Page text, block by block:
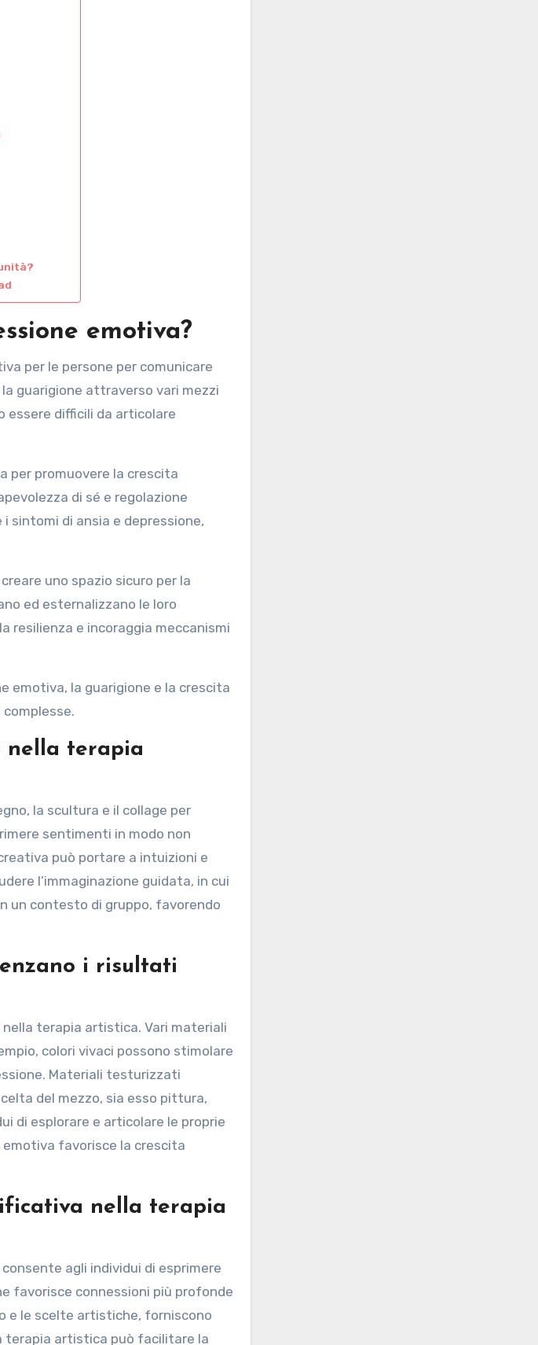
emotiva?
per le persone per comunicare
guarigione attraverso vari mezzi
essere difficili da articolare
per promuovere la crescita
di sé e regolazione
sintomi di ansia e depressione,
uno spazio sicuro per la
ed esternalizzano le loro
resilienza e incoraggia meccanismi
emotiva, la guarigione e la crescita
nella terapia
la scultura e il collage per
sentimenti in modo non
può portare a intuizioni e
l’immaginazione guidata, in cui
un contesto di gruppo, favorendo
i risultati
terapia artistica. Vari materiali
colori vivaci possono stimolare
Materiali testurizzati
del mezzo, sia esso pittura,
di esplorare e articolare le proprie
favorisce la crescita
nella terapia
agli individui di esprimere
favorisce connessioni più profonde
e le scelte artistiche, forniscono
terapia artistica può facilitare la